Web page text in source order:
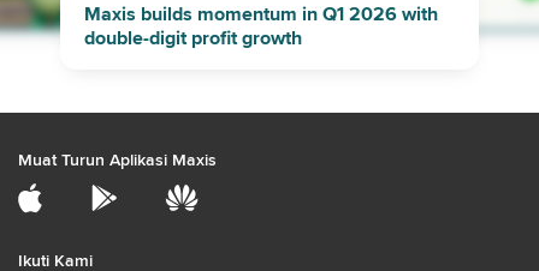
Maxis builds momentum in Q1 2026 with
double-digit profit growth
Muat Turun Aplikasi Maxis
Ikuti Kami